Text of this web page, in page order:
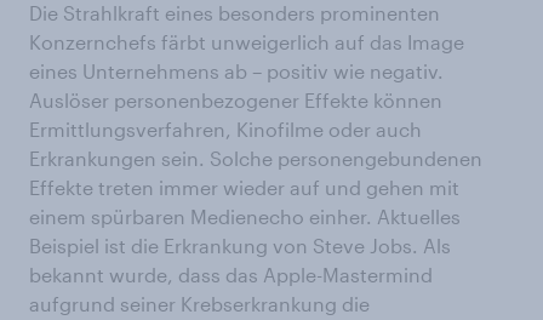
Die Strahlkraft eines besonders prominenten
Konzernchefs färbt unweigerlich auf das Image
eines Unternehmens ab – positiv wie negativ.
Auslöser personenbezogener Effekte können
Ermittlungsverfahren, Kinofilme oder auch
Erkrankungen sein. Solche personengebundenen
Effekte treten immer wieder auf und gehen mit
einem spürbaren Medienecho einher. Aktuelles
Beispiel ist die Erkrankung von Steve Jobs. Als
bekannt wurde, dass das Apple-Mastermind
aufgrund seiner Krebserkrankung die